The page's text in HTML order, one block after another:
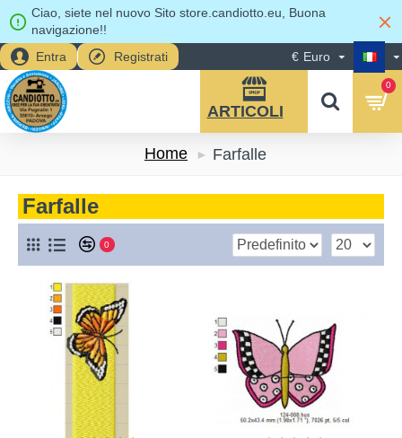
Ciao, siete nel nuovo Sito store.candiotto.eu, Buona
navigazione!!
Entra
Registrati € Euro
0
Home Farfalle
Farfalle
0